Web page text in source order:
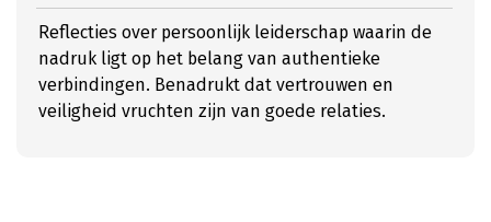
Reflecties over persoonlijk leiderschap waarin de
nadruk ligt op het belang van authentieke
verbindingen. Benadrukt dat vertrouwen en
veiligheid vruchten zijn van goede relaties.